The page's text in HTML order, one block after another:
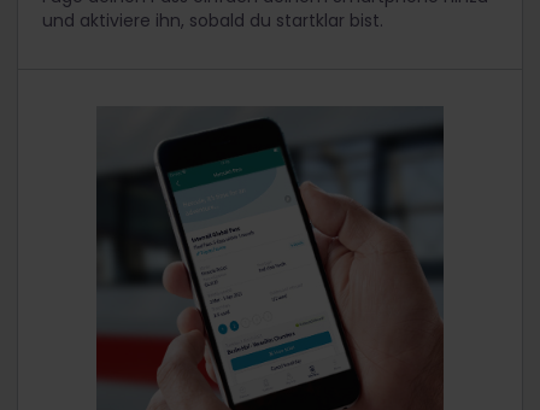
und aktiviere ihn, sobald du startklar bist.